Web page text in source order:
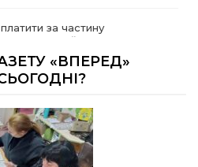
за частину
про що йдеться
розповіла, коли
особи
конкурсу «Молода
у номінації «Пульс життя»
«ВПЕРЕД»